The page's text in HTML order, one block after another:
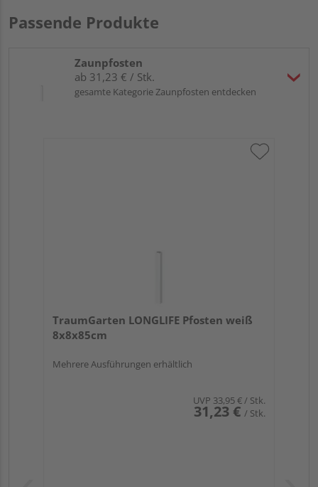
Passende Produkte
Zaunpfosten
ab 31,23 € / Stk.
gesamte Kategorie Zaunpfosten entdecken
TraumGarten LONGLIFE Pfosten weiß
8x8x85cm
Mehrere Ausführungen erhältlich
UVP 33,95 €/ Stk.
31,23 € / Stk.